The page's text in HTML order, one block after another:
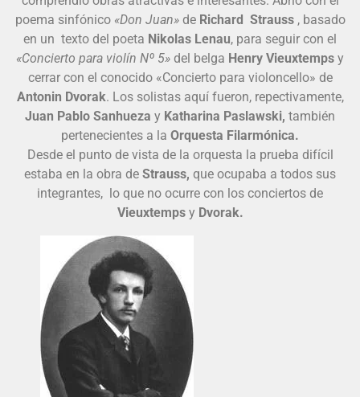
poema sinfónico «Don Juan»de Richard Strauss, basado
en un texto del poeta Nikolas Lenau, para seguir con el
«Concierto para violín Nº 5» del belga Henry Vieuxtemps y
cerrar con el conocido «Concierto para violoncello» de
Antonin Dvorak. Los solistas aquí fueron, repectivamente,
Juan Pablo Sanhueza y Katharina Paslawski, también
pertenecientes a la Orquesta Filarmónica.
Desde el punto de vista de la orquesta la prueba difícil
estaba en la obra de Strauss, que ocupaba a todos sus
integrantes, lo que no ocurre con los conciertos de
Vieuxtempsy Dvorak.